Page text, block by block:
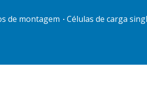
de montagem Células de carga